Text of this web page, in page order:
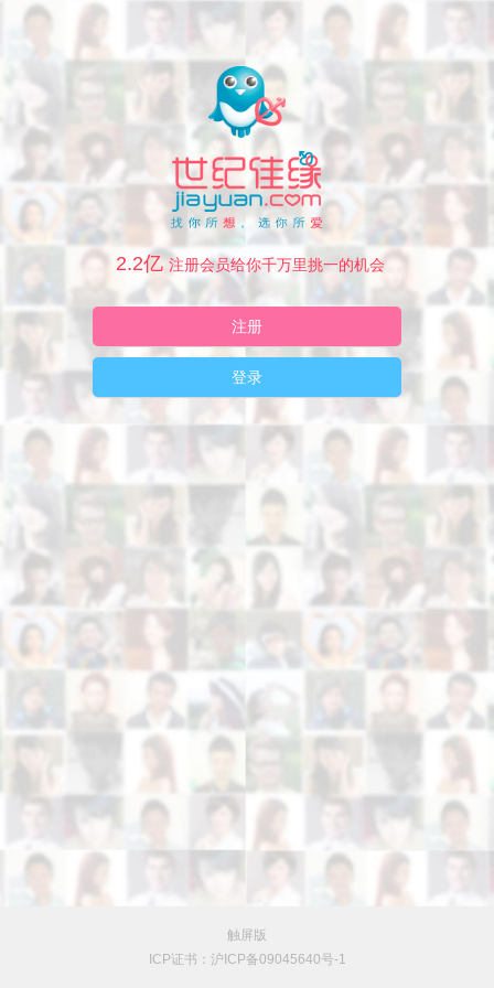
2.2亿 注册会员给你千万里挑一的机会
注册
登录
触屏版
ICP证书：沪ICP备09045640号-1